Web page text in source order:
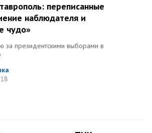
переписанные
наблюдателя и
чудо»
за президентскими выборами в